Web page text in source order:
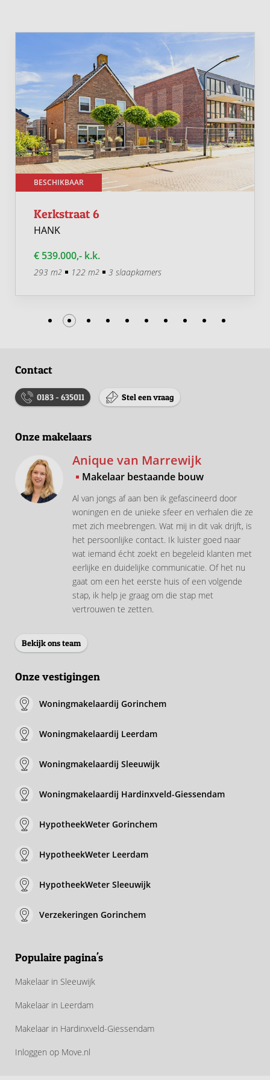
terecht bij de supermarkt in de straat. Ook de bakker,
apotheek, tandarts, slager en kapper zitten om de hoek.
Zin om een hapje buiten de deur te eten? Op
loopafstand bevinden zich meerdere restaurants voor u
om uit te kiezen. Wanneer u een stukje fietsen niet erg
vindt staat u met nog geen kwartiertje in een fantastisch
restaurant in de Biesbosch. Zelfs de golfbaan zit hier in
de buurt. Ideaal, toch?
BESCHIKBAAR
Kerkstraat 6
HANK
€ 539.000,- k.k.
293 m2 122 m2 3 slaapkamers
Contact
0183 - 635011 Stel een vraag
Onze makelaars
Anique van Marrewijk
Makelaar bestaande bouw
Al van jongs af aan ben ik gefascineerd door
woningen en de unieke sfeer en verhalen die ze
met zich meebrengen. Wat mij in dit vak drijft, is
het persoonlijke contact. Ik luister goed naar
wat iemand écht zoekt en begeleid klanten met
eerlijke en duidelijke communicatie. Of het nu
gaat om een het eerste huis of een volgende
stap, ik help je graag om die stap met
vertrouwen te zetten.
Bekijk ons team
Onze vestigingen
Woningmakelaardij Gorinchem
Woningmakelaardij Leerdam
Woningmakelaardij Sleeuwijk
Woningmakelaardij Hardinxveld-Giessendam
HypotheekWeter Gorinchem
HypotheekWeter Leerdam
HypotheekWeter Sleeuwijk
Verzekeringen Gorinchem
Populaire pagina's
Makelaar in Sleeuwijk
Makelaar in Leerdam
Makelaar in Hardinxveld-Giessendam
Inloggen op Move.nl